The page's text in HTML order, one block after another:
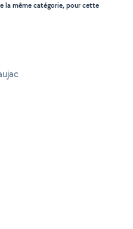
la même catégorie, pour cette